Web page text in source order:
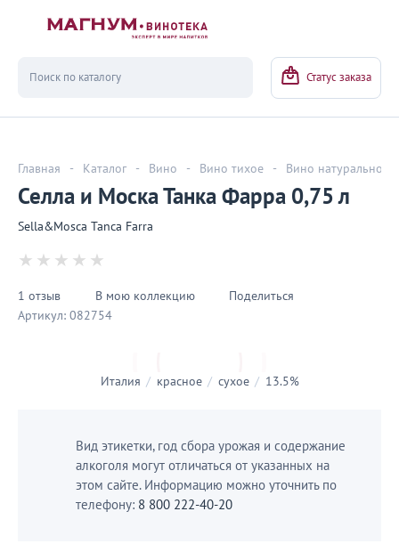
Статус заказа
Главная - Каталог - Вино - Вино тихое - Вино натуральное
Селла и Моска Танка Фарра 0,75 л
Sella&Mosca Tanca Farra
1 отзыв В мою коллекцию
Поделиться
Артикул: 082754
Италия / красное / сухое / 13.5%
Вид этикетки, год сбора урожая и содержание
алкоголя могут отличаться от указанных на
этом сайте. Информацию можно уточнить по
телефону: 8 800 222-40-20